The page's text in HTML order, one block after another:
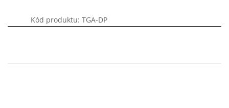
Kód produktu: TGA-DP